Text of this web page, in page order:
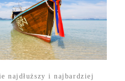
najdłuższy i najbardziej